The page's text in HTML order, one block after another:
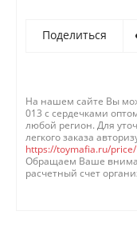
Поделиться
На нашем сайте Вы
013 с сердечками
любой регион. Для
легкого заказа
https://toymafia.ru/price/
Обращаем Ваше
расчетный счет